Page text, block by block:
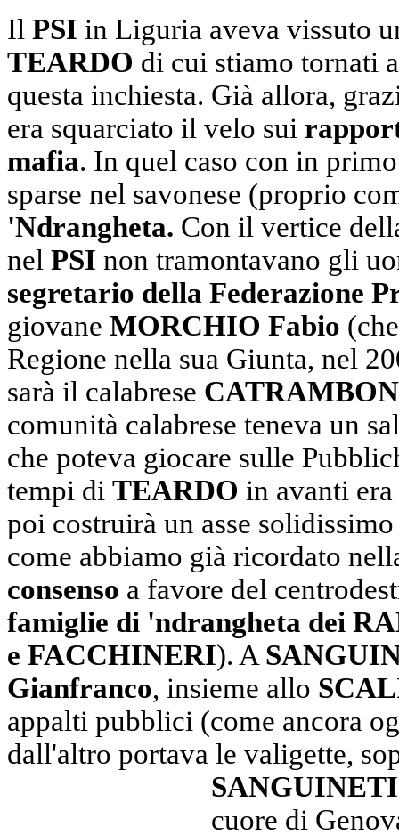
Il PSI in Liguria aveva vissuto
TEARDO di cui stiamo tornati
questa inchiesta. Già allora,
era squarciato il velo sui
mafia. In quel caso con in
sparse nel savonese (proprio
'Ndrangheta. Con il vertice
nel PSI non tramontavano gli
segretario della Federazione
giovane MORCHIO Fabio
Regione nella sua Giunta, nel
sarà il calabrese
comunità calabrese teneva un
che poteva giocare sulle
tempi di TEARDO in avanti
poi costruirà un asse
come abbiamo già ricordato
consenso a favore del
famiglie di 'ndrangheta dei
e FACCHINERI). A
Gianfranco, insieme allo
appalti pubblici (come ancora
dall'altro portava le valigette,
SANGUINETI
cuore di